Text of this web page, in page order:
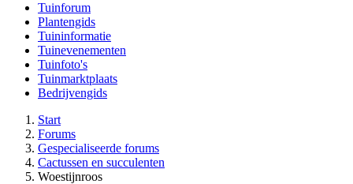
Tuinforum
Plantengids
Tuininformatie
Tuinevenementen
Tuinfoto's
Tuinmarktplaats
Bedrijvengids
Start
Forums
Gespecialiseerde forums
Cactussen en succulenten
Woestijnroos